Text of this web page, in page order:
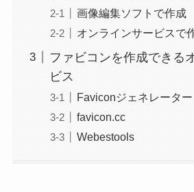
画像編集ソフトで作成
オンラインサービスで
ファビコンを作成できる
ビス
Faviconジェネレーター
favicon.cc
Webestools